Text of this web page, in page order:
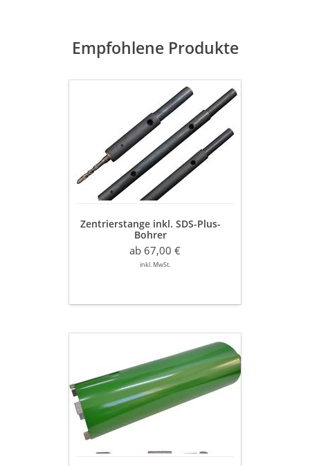
Empfohlene Produkte
Bohrer
Zentrierstange inkl. SDS-Plus-
Bohrer
ab 67,00 €
inkl. MwSt.
Bohrkrone
Ø
42
mm
202
mm